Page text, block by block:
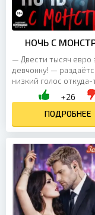
НОЧЬ С
— Двести тысяч евро
девчонку! —
низкий голос откуда-
тёмного угла зала. В
помещении повисает
тишина, а я сжимаюсь
ужаса. Меня...
+26
ПОДРОБНЕЕ